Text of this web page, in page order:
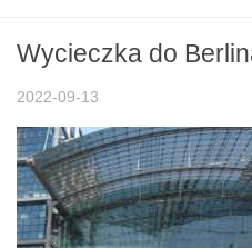
Wycieczka do
2022-09-13